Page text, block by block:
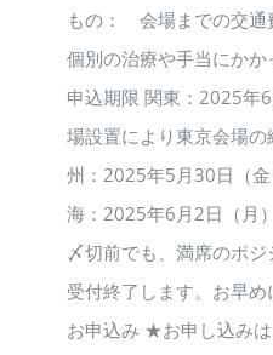
もの： 会場までの交通
個別の治療や手当にか
申込期限 関東：2025
場設置により東京会場
州：2025年5月30日（
海：2025年6月2日（
〆切前でも、満席のポ
受付終了します。お早め
お申込み ★お申し込